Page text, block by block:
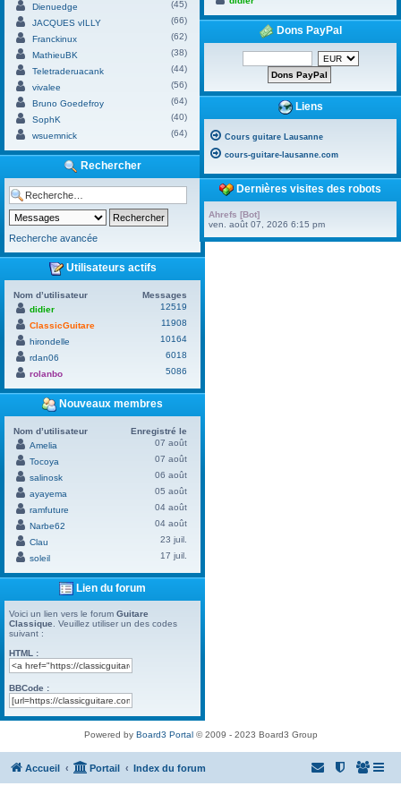
Dienuedge
(45)
JACQUES vILLY
(66)
Franckinux
(62)
MathieuBK
(38)
Teletraderuacank
(44)
vivalee
(56)
Bruno Goedefroy
(64)
SophK
(40)
wsuemnick
(64)
Rechercher
Recherche avancée
Utilisateurs actifs
Nom d’utilisateur
Messages
didier
12519
ClassicGuitare
11908
hirondelle
10164
rdan06
6018
rolanbo
5086
Nouveaux membres
Nom d’utilisateur
Enregistré le
Amelia
07 août
Tocoya
07 août
salinosk
06 août
ayayema
05 août
ramfuture
04 août
Narbe62
04 août
Clau
23 juil.
soleil
17 juil.
Lien du forum
Voici un lien vers le forum Guitare
Classique . Veuillez utiliser un des codes
suivant :
HTML :
BBCode :
Dons PayPal
Liens
Cours guitare Lausanne
cours-guitare-lausanne.com
Dernières visites des robots
Ahrefs [Bot]
ven. août 07, 2026 6:15 pm
Powered by Board3 Portal© 2009 - 2023 Board3 Group
Accueil Portail Index du forum